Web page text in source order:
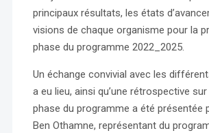
principaux résultats, les états
visions de chaque organisme pour la
phase du programme 2022_2025.
Un échange convivial avec les
a eu lieu, ainsi qu’une rétrospective
phase du programme a été présentée
Ben Othamne, représentant du